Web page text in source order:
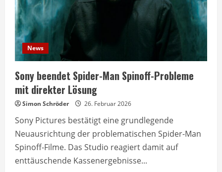
News
Sony beendet Spider-Man Spinoff-Probleme
mit direkter Lösung
Simon Schröder 26. Februar 2026
Sony Pictures bestätigt eine grundlegende
Neuausrichtung der problematischen Spider-Man
Spinoff-Filme. Das Studio reagiert damit auf
enttäuschende Kassenergebnisse...